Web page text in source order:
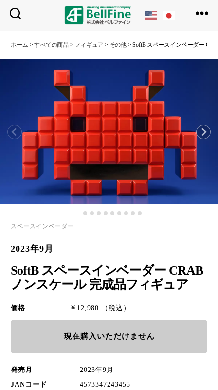
フ
イ
ホーム >すべての商品 > フィギュア > その他>SoftB スペースインベーダー
スペースインベーダー
2023年9月
SoftB スペースインベーダー CRAB
ノンスケール 完成品フィギュア
価格 ￥12,980 （税込）
現在購入いただけません
発売月 2023年9月
JANコード 4573347243455